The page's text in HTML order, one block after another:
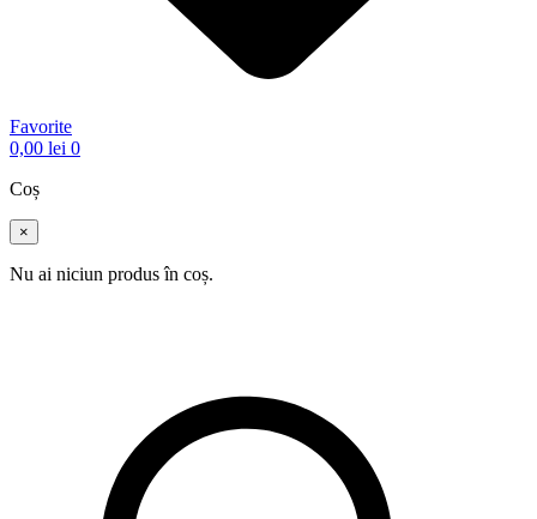
Favorite
0,00 lei 0
Coș
×
Nu ai niciun produs în coș.